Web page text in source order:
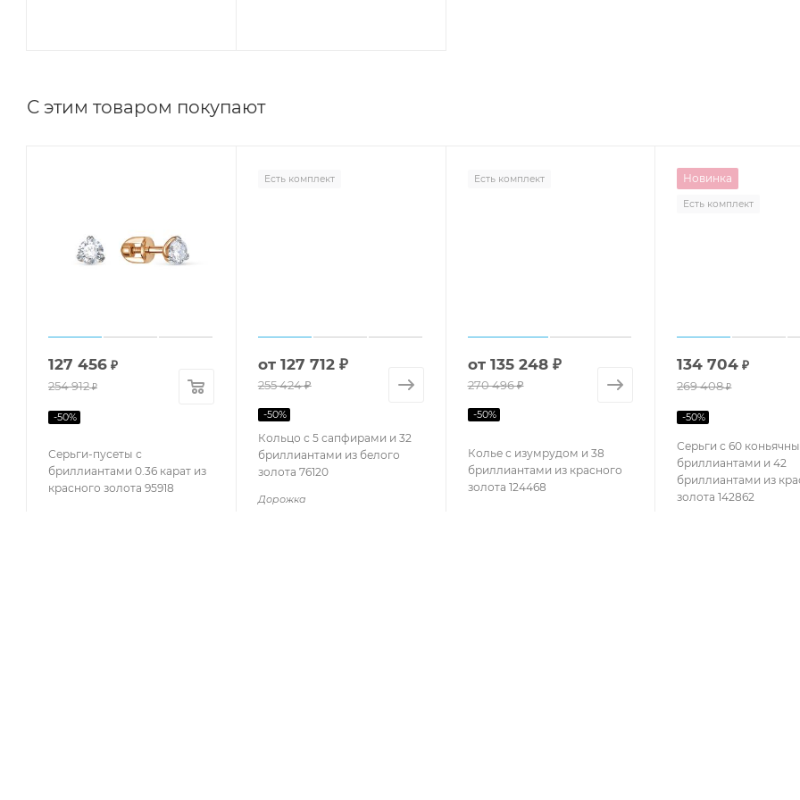
С этим товаром покупают
Серьги-пусеты с
бриллиантами 0.36 карат из
красного золота 95918
127 456 ₽
254 912₽
-50%
Есть комплект
Кольцо с 5 сапфирами и 32
бриллиантами из белого
золота 76120
Дорожка
от 127 712 ₽
255 424 ₽
-50%
Есть комплект
Колье с изумрудом и 38
бриллиантами из красного
золота 124468
от 135 248 ₽
270 496 ₽
-50%
Новинка
Есть комплект
Серьги с 60
бриллиантами и 42
бриллиантами из
золота 142862
134 704 ₽
269 408₽
-50%